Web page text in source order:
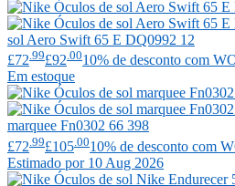
sol Aero Swift 65 E DQ0992 12
£72.99£92.0010% de desconto com
Em estoque
marquee Fn0302 66 398
£72 .99£105 .0010% de desconto com
Estimado por 10 Aug 2026